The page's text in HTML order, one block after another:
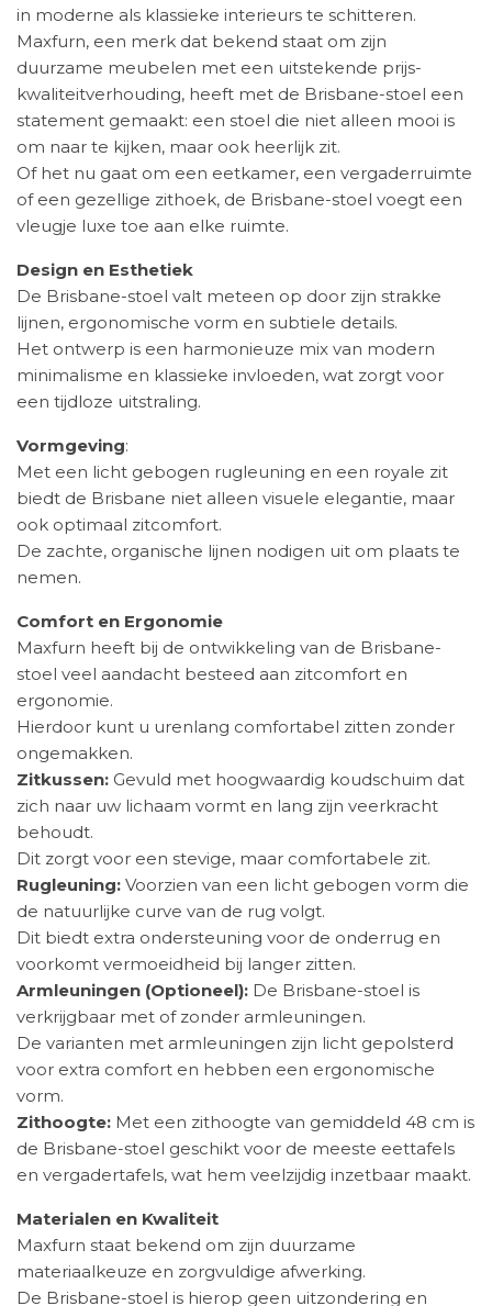
in moderne als klassieke interieurs te schitteren.
Maxfurn, een merk dat bekend staat om zijn
duurzame meubelen met een uitstekende prijs-
kwaliteitverhouding, heeft met de Brisbane-stoel een
statement gemaakt: een stoel die niet alleen mooi is
om naar te kijken, maar ook heerlijk zit.
Of het nu gaat om een eetkamer, een vergaderruimte
of een gezellige zithoek, de Brisbane-stoel voegt een
vleugje luxe toe aan elke ruimte.
Design en Esthetiek
De Brisbane-stoel valt meteen op door zijn strakke
lijnen, ergonomische vorm en subtiele details.
Het ontwerp is een harmonieuze mix van modern
minimalisme en klassieke invloeden, wat zorgt voor
een tijdloze uitstraling.
Vormgeving:
Met een licht gebogen rugleuning en een royale zit
biedt de Brisbane niet alleen visuele elegantie, maar
ook optimaal zitcomfort.
De zachte, organische lijnen nodigen uit om plaats te
nemen.
Comfort en Ergonomie
Maxfurn heeft bij de ontwikkeling van de Brisbane-
stoel veel aandacht besteed aan zitcomfort en
ergonomie.
Hierdoor kunt u urenlang comfortabel zitten zonder
ongemakken.
Zitkussen: Gevuld met hoogwaardig koudschuim dat
zich naar uw lichaam vormt en lang zijn veerkracht
behoudt.
Dit zorgt voor een stevige, maar comfortabele zit.
Rugleuning: Voorzien van een licht gebogen vorm die
de natuurlijke curve van de rug volgt.
Dit biedt extra ondersteuning voor de onderrug en
voorkomt vermoeidheid bij langer zitten.
Armleuningen (Optioneel): De Brisbane-stoel is
verkrijgbaar met of zonder armleuningen.
De varianten met armleuningen zijn licht gepolsterd
voor extra comfort en hebben een ergonomische
vorm.
Zithoogte: Met een zithoogte van gemiddeld 48 cm is
de Brisbane-stoel geschikt voor de meeste eettafels
en vergadertafels, wat hem veelzijdig inzetbaar maakt.
Materialen en Kwaliteit
Maxfurn staat bekend om zijn duurzame
materiaalkeuze en zorgvuldige afwerking.
De Brisbane-stoel is hierop geen uitzondering en